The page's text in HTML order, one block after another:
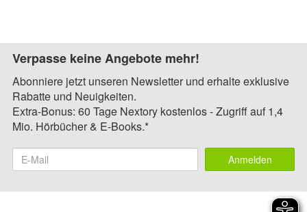
Verpasse keine Angebote mehr!
Abonniere jetzt unseren Newsletter und erhalte exklusive
Rabatte und Neuigkeiten.
Extra-Bonus: 60 Tage Nextory kostenlos - Zugriff auf 1,4
Mio. Hörbücher & E-Books.*
Anmelden